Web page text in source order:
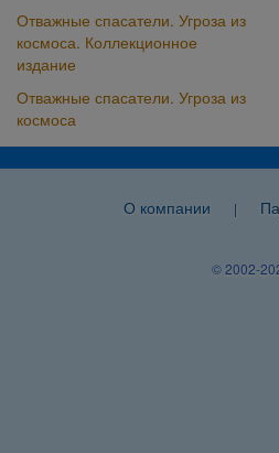
Отважные спасатели. Угроза из
космоса. Коллекционное
издание
Отважные спасатели. Угроза из
космоса
О компании |
© 2002-